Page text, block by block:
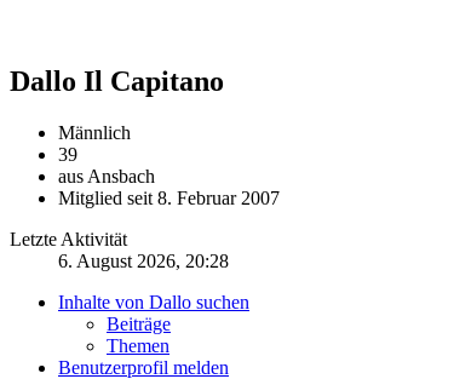
Dallo Il Capitano
Männlich
39
aus Ansbach
Mitglied seit 8. Februar 2007
Letzte Aktivität
6. August 2026, 20:28
Inhalte von Dallo suchen
Beiträge
Themen
Benutzerprofil melden